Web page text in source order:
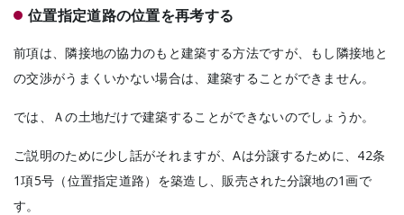
位置指定道路の位置を再考する
前項は、隣接地の協力のもと建築する方法ですが、もし隣接地と
の交渉がうまくいかない場合は、建築することができません。
では、Ａの土地だけで建築することができないのでしょうか。
ご説明のために少し話がそれますが、Aは分譲するために、42条
1項5号（位置指定道路）を築造し、販売された分譲地の1画で
す。